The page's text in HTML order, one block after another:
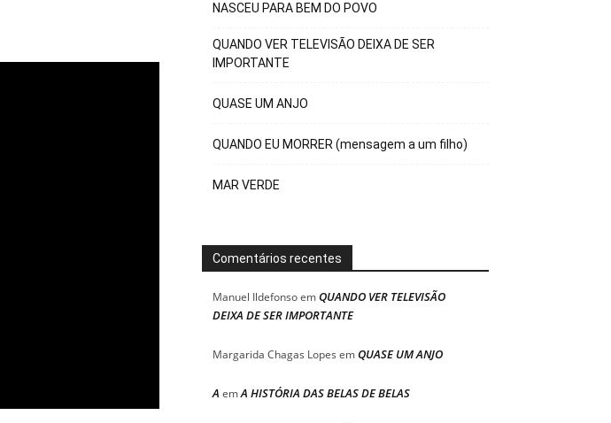
NASCEU PARA BEM DO POVO
QUANDO VER TELEVISÃO DEIXA DE SER
IMPORTANTE
QUASE UM ANJO
QUANDO EU MORRER (mensagem a um filho)
MAR VERDE
Comentários recentes
Manuel IldefonsoemQUANDO VER TELEVISÃO
DEIXA DE SER IMPORTANTE
Margarida Chagas Lopes emQUASE UM ANJO
A emA HISTÓRIA DAS BELAS DE BELAS